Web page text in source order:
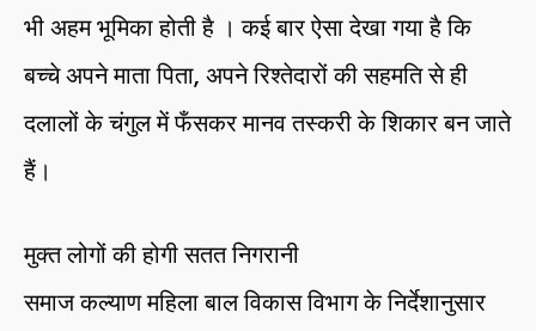
भी अहम भूमिका होती है । कई बार ऐसा देखा गया है कि
बच्चे अपने माता पिता, अपने रिश्तेदारों की सहमति से ही
दलालों के चंगुल में फँसकर मानव तस्करी के शिकार बन जाते
हैं।
मुक्त लोगों की होगी सतत निगरानी
समाज कल्याण महिला बाल विकास विभाग के निर्देशानुसार